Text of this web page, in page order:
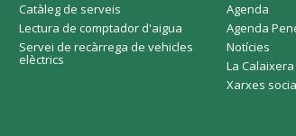
Catàleg de serveis
Lectura de comptador d'aigua
Servei de recàrrega de vehicles
elèctrics
Agenda
Agenda
Notícies
La Calaixera
Xarxes